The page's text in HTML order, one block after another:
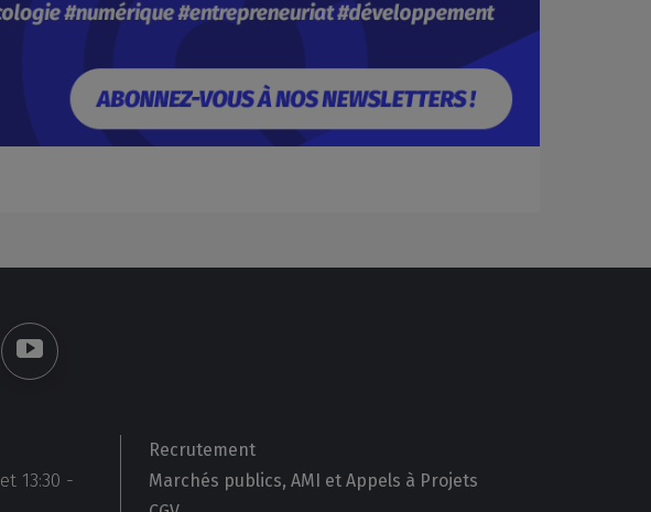
et 13:30 -
Recrutement
Marchés publics, AMI et Appels à Projets